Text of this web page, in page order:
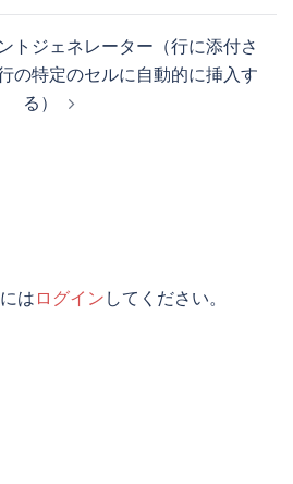
トジェネレーター（行に添付さ
の特定のセルに自動的に挿入す
る）
はログイン してください。